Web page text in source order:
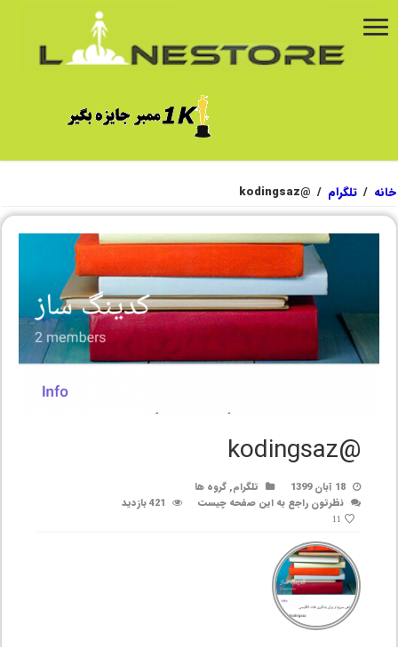
خانه / تلگرام /
@kodingsaz
@kodingsaz
18 آبان 1399 تلگرام,گروه ها
نظرتون راجع به این صفحه چیست
421 بازدید
11